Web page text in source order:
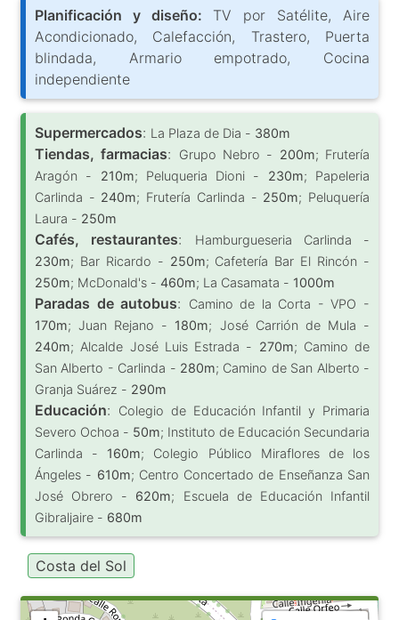
Planificación y diseño: TV por Satélite, Aire
Acondicionado, Calefacción, Trastero, Puerta
blindada, Armario empotrado, Cocina
independiente
Supermercados: La Plaza de Dia - 380m
Tiendas, farmacias: Grupo Nebro - 200m; Frutería
Aragón - 210m; Peluqueria Dioni - 230m; Papeleria
Carlinda - 240m; Frutería Carlinda - 250m; Peluquería
Laura - 250m
Cafés, restaurantes:
Hamburgueseria Carlinda -
230m; Bar Ricardo - 250m; Cafetería Bar El Rincón -
250m; McDonald's - 460m; La Casamata - 1000m
Paradas de autobus:
Camino de la Corta - VPO -
170m; Juan Rejano - 180m; José Carrión de Mula -
240m; Alcalde José Luis Estrada - 270m; Camino de
San Alberto - Carlinda - 280m; Camino de San Alberto -
Granja Suárez - 290m
Educación:
Colegio de Educación Infantil y Primaria
Severo Ochoa - 50m; Instituto de Educación Secundaria
Carlinda - 160m; Colegio Público Miraflores de los
Ángeles - 610m; Centro Concertado de Enseñanza San
José Obrero - 620m; Escuela de Educación Infantil
Gibraljaire - 680m
Costa del Sol